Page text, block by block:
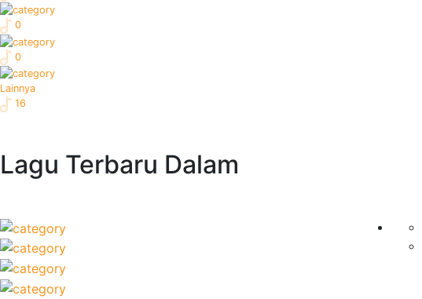
0
0
Lainnya
16
Lagu Terbaru Dalam